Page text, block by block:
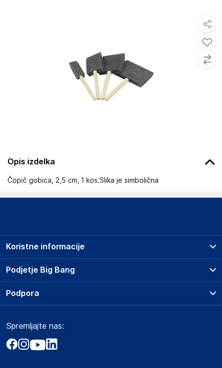
Opis izdelka
Čopič gobica, 2,5 cm, 1 kos.Slika je simbolična
Podjetje Big Bang
O podjetju
Obvestila za javnost
Akt o digitalnih storitvah
Koristne informacije
Prodajna mesta
Storitve
Dostava, vnos in odvoz
Zavarovanje izdelkov
Podpora
Marketplace
Kako oddati naročilo?
Spremljajte nas: